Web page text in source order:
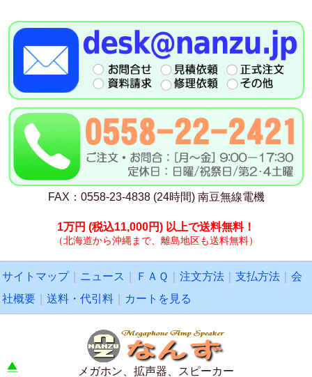
FAX：0558-23-4838 (24時間) 南豆無線電機
1万円 (税込11,000円) 以上で送料無料！
（北海道から沖縄まで、離島地区も送料無料）
サイトマップ｜ ニュース ＦＡＱ 注文方法 支払方法
会
社概要
送料・代引料 カートを見る
メガホン、拡声器、スピーカー